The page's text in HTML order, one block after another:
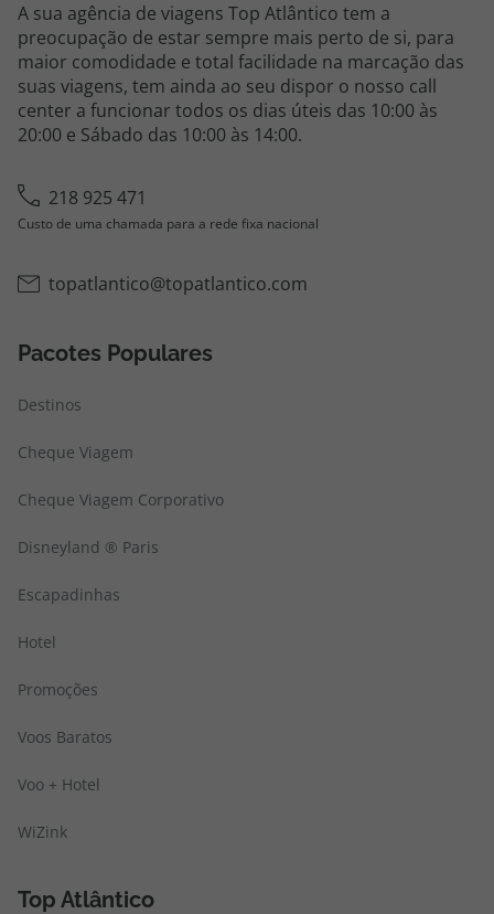
A sua agência de viagens Top Atlântico tem a
preocupação de estar sempre mais perto de si, para
maior comodidade e total facilidade na marcação das
suas viagens, tem ainda ao seu dispor o nosso call
center a funcionar todos os dias úteis das 10:00 às
20:00 e Sábado das 10:00 às 14:00.
218 925 471
Custo de uma chamada para a rede fixa nacional
topatlantico@topatlantico.com
Pacotes Populares
Destinos
Cheque Viagem
Cheque Viagem Corporativo
Disneyland ® Paris
Escapadinhas
Hotel
Promoções
Voos Baratos
Voo + Hotel
WiZink
Top Atlântico